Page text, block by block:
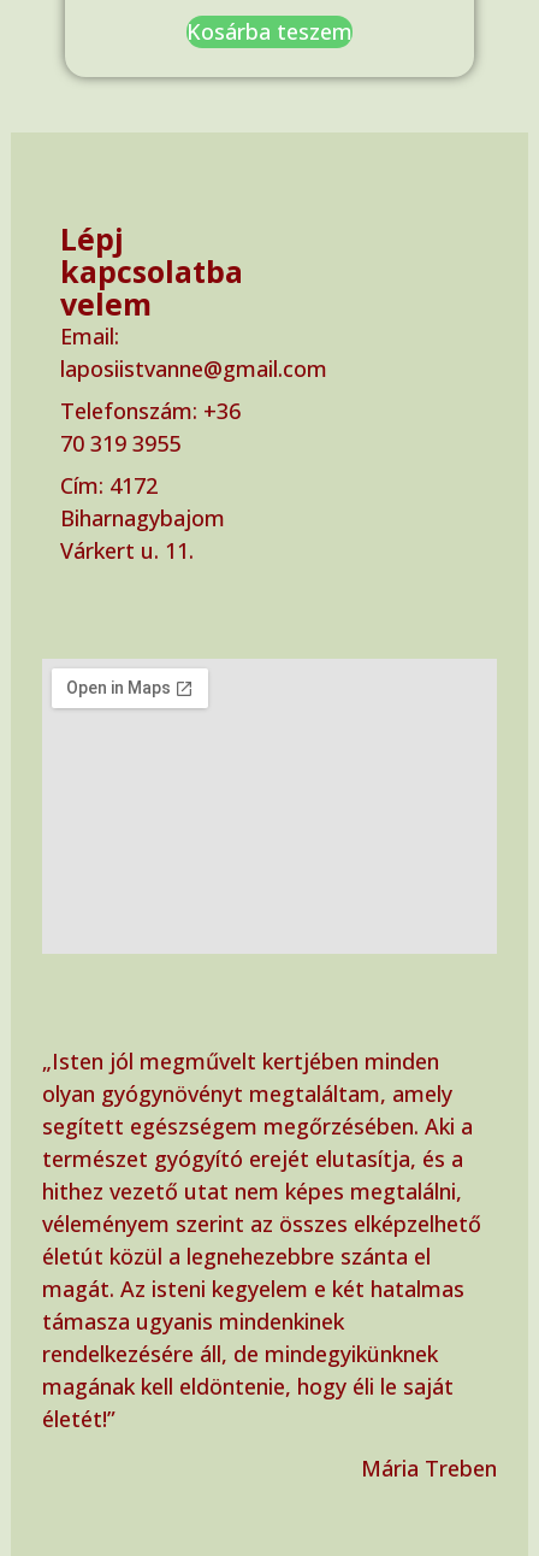
Kosárba teszem
„Isten jól megművelt kertjében minden
olyan gyógynövényt megtaláltam, amely
segített egészségem megőrzésében. Aki a
természet gyógyító erejét elutasítja, és a
hithez vezető utat nem képes megtalálni,
véleményem szerint az összes elképzelhető
életút közül a legnehezebbre szánta el
magát. Az isteni kegyelem e két hatalmas
támasza ugyanis mindenkinek
rendelkezésére áll, de mindegyikünknek
magának kell eldöntenie, hogy éli le saját
életét!”
Mária Treben
Lépj
kapcsolatba
velem
Email:
laposiistvanne@gmail.com
Telefonszám: ‭+36
70 319 3955‬
Cím: ‭4172
Biharnagybajom
Várkert u. 11.